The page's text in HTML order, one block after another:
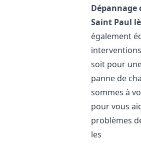
Dépannage
Saint Paul
également
soit pour
panne de
sommes à
pour vous
problèmes
les